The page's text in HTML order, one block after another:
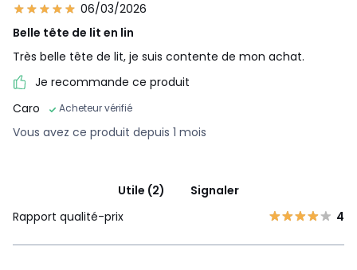
06/03/2026
Belle tête de lit en lin
Très belle tête de lit, je suis contente de mon achat.
Je recommande ce produit
Caro
Acheteur vérifié
Vous avez ce produit depuis 1 mois
Utile (2)
Signaler
Rapport qualité-prix
4